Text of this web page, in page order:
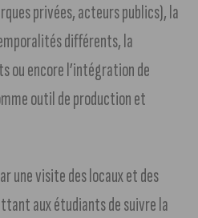
privées, acteurs publics), la
différents, la
ou encore l’intégration de
outil de production et
une visite des locaux et des
aux étudiants de suivre la